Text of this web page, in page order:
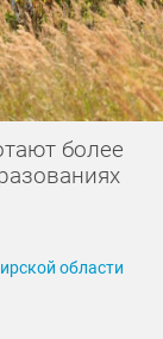
более
области